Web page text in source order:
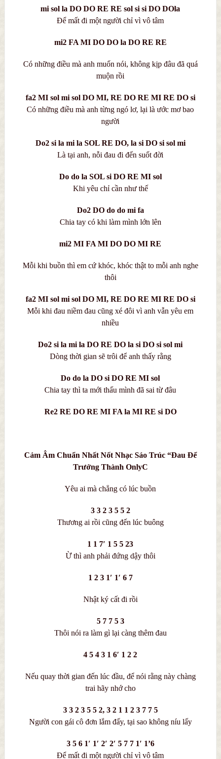
mi sol la DO DO RE RE sol si si DO DOla
Để mất đi một người chỉ vì vô tâm
mi2 FA MI DO DO la DO RE RE
Có những điều mà anh muốn nói, không kịp đâu đã quá
muộn rồi
fa2 MI sol mi sol DO MI, RE DO RE MI RE DO si
Có những điều mà anh từng ngó lơ, lại là ước mơ bao
người
Do2 si la mi la SOL RE DO, la si DO si sol mi
Là tại anh, nỗi đau đi đến suốt đời
Do do la SOL si DO RE MI sol
Khi yêu chỉ cần như thế
Do2 DO do do mi fa
Chia tay có khi làm mình lớn lên
mi2 MI FA MI DO DO MI RE
Mỗi khi buồn thì em cứ khóc, khóc thật to mỗi anh nghe
thôi
fa2 MI sol mi sol DO MI, RE DO RE MI RE DO si
Mỗi khi đau niềm đau cũng xé đôi vì anh vẫn yêu em
nhiều
Do2 si la mi la DO RE DO la si DO si sol mi
Dòng thời gian sẽ trôi để anh thấy rằng
Do do la DO si DO RE MI sol
Chia tay thì ta mới thấu mình đã sai từ đâu
Re2 RE DO RE MI FA la MI RE si DO
Cảm Âm Chuẩn Nhất Nốt Nhạc Sáo Trúc “Đau Để
Trưởng Thành OnlyC
Yêu ai mà chẳng có lúc buồn
3 3 2 3 5 5 2
Thương ai rồi cũng đến lúc buông
1 1 7′ 1 5 5 23
Ừ thì anh phải đứng dậy thôi
1 2 3 1′ 1′ 6 7
Nhật ký cất đi rồi
5 7 7 5 3
Thôi nói ra làm gì lại càng thêm đau
4 5 4 3 1 6′ 1 2 2
Nếu quay thời gian đến lúc đầu, để nói rằng này chàng
trai hãy nhớ cho
3 3 2 3 5 5 2, 3 2 1 1 2 3 7 7 5
Người con gái cô đơn lắm đấy, tại sao không níu lấy
3 5 6 1′ 1′ 2′ 2′ 5 7 7 1′ 1’6
Để mất đi một người chỉ vì vô tâm